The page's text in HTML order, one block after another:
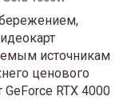
источникам
ценового
RTX 4000